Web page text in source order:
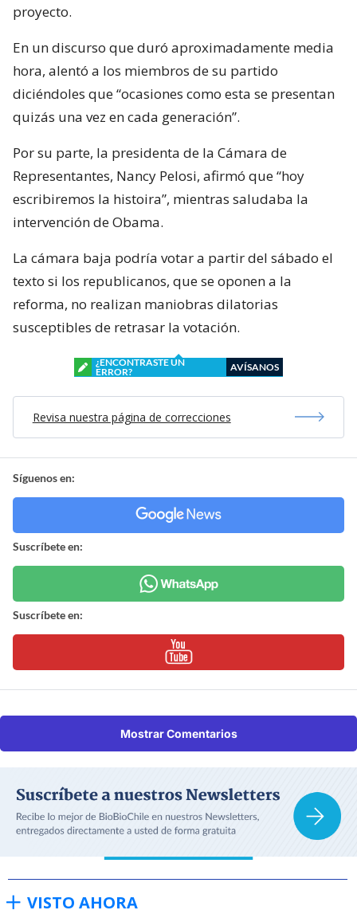
proyecto.
En un discurso que duró aproximadamente media
hora, alentó a los miembros de su partido
diciéndoles que “ocasiones como esta se presentan
quizás una vez en cada generación”.
Por su parte, la presidenta de la Cámara de
Representantes, Nancy Pelosi, afirmó que “hoy
escribiremos la histoira”, mientras saludaba la
intervención de Obama.
La cámara baja podría votar a partir del sábado el
texto si los republicanos, que se oponen a la
reforma, no realizan maniobras dilatorias
susceptibles de retrasar la votación.
¿ENCONTRASTE UN
ERROR?
AVÍSANOS
Revisa nuestra página de correcciones
Síguenos en:
Suscríbete en:
Suscríbete en:
Mostrar Comentarios
VISTO AHORA